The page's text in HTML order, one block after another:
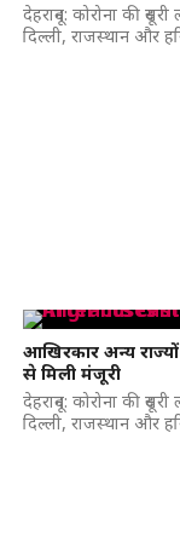
देहरादून: कोरोना की
दिल्ली, राजस्थान और
आखिरकार अन्य
से मिली मंजूरी
देहरादून: कोरोना की
दिल्ली, राजस्थान और